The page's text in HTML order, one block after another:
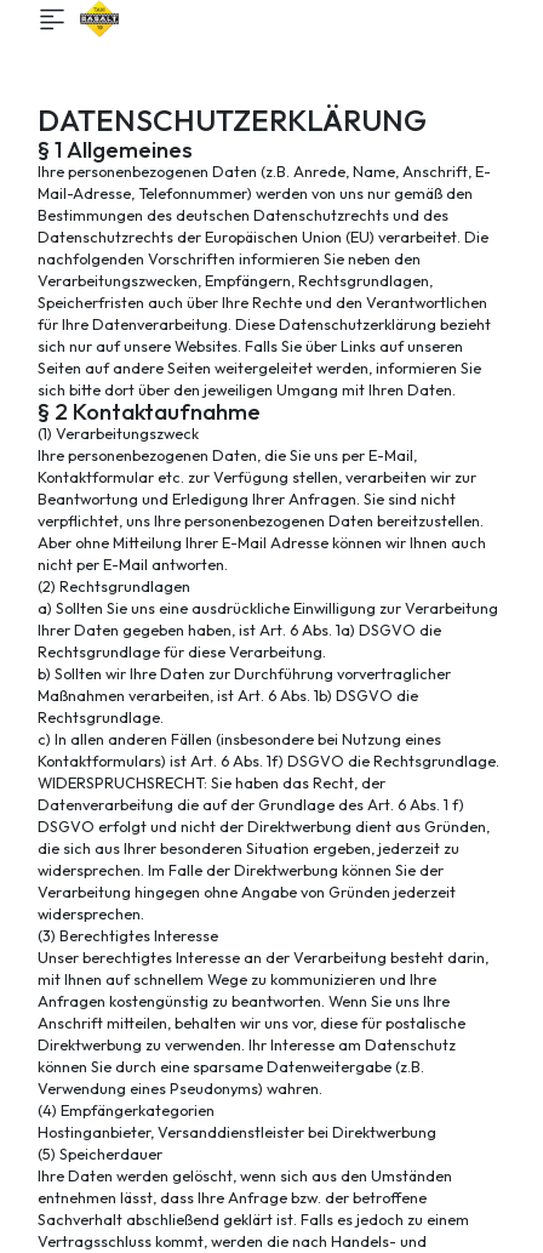
DATENSCHUTZERKLÄRUNG
§ 1 Allgemeines
Ihre personenbezogenen Daten (z.B. Anrede, Name, Anschrift, E-
Mail-Adresse, Telefonnummer) werden von uns nur gemäß den
Bestimmungen des deutschen Datenschutzrechts und des
Datenschutzrechts der Europäischen Union (EU) verarbeitet. Die
nachfolgenden Vorschriften informieren Sie neben den
Verarbeitungszwecken, Empfängern, Rechtsgrundlagen,
Speicherfristen auch über Ihre Rechte und den Verantwortlichen
für Ihre Datenverarbeitung. Diese Datenschutzerklärung bezieht
sich nur auf unsere Websites. Falls Sie über Links auf unseren
Seiten auf andere Seiten weitergeleitet werden, informieren Sie
sich bitte dort über den jeweiligen Umgang mit Ihren Daten.
§ 2 Kontaktaufnahme
(1) Verarbeitungszweck
Ihre personenbezogenen Daten, die Sie uns per E-Mail,
Kontaktformular etc. zur Verfügung stellen, verarbeiten wir zur
Beantwortung und Erledigung Ihrer Anfragen. Sie sind nicht
verpflichtet, uns Ihre personenbezogenen Daten bereitzustellen.
Aber ohne Mitteilung Ihrer E-Mail Adresse können wir Ihnen auch
nicht per E-Mail antworten.
(2) Rechtsgrundlagen
a) Sollten Sie uns eine ausdrückliche Einwilligung zur Verarbeitung
Ihrer Daten gegeben haben, ist Art. 6 Abs. 1a) DSGVO die
Rechtsgrundlage für diese Verarbeitung.
b) Sollten wir Ihre Daten zur Durchführung vorvertraglicher
Maßnahmen verarbeiten, ist Art. 6 Abs. 1b) DSGVO die
Rechtsgrundlage.
c) In allen anderen Fällen (insbesondere bei Nutzung eines
Kontaktformulars) ist Art. 6 Abs. 1f) DSGVO die Rechtsgrundlage.
WIDERSPRUCHSRECHT: Sie haben das Recht, der
Datenverarbeitung die auf der Grundlage des Art. 6 Abs. 1 f)
DSGVO erfolgt und nicht der Direktwerbung dient aus Gründen,
die sich aus Ihrer besonderen Situation ergeben, jederzeit zu
widersprechen. Im Falle der Direktwerbung können Sie der
Verarbeitung hingegen ohne Angabe von Gründen jederzeit
widersprechen.
(3) Berechtigtes Interesse
Unser berechtigtes Interesse an der Verarbeitung besteht darin,
mit Ihnen auf schnellem Wege zu kommunizieren und Ihre
Anfragen kostengünstig zu beantworten. Wenn Sie uns Ihre
Anschrift mitteilen, behalten wir uns vor, diese für postalische
Direktwerbung zu verwenden. Ihr Interesse am Datenschutz
können Sie durch eine sparsame Datenweitergabe (z.B.
Verwendung eines Pseudonyms) wahren.
(4) Empfängerkategorien
Hostinganbieter, Versanddienstleister bei Direktwerbung
(5) Speicherdauer
Ihre Daten werden gelöscht, wenn sich aus den Umständen
entnehmen lässt, dass Ihre Anfrage bzw. der betroffene
Sachverhalt abschließend geklärt ist. Falls es jedoch zu einem
Vertragsschluss kommt, werden die nach Handels- und